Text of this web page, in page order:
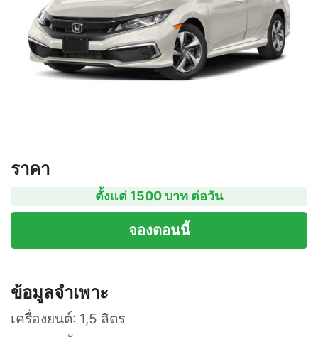
ราคา
ตั้งแต่ 1500 บาท ต่อวัน
จองตอนนี้
ข้อมูลจำเพาะ
เครื่องยนต์: 1,5 ลิตร